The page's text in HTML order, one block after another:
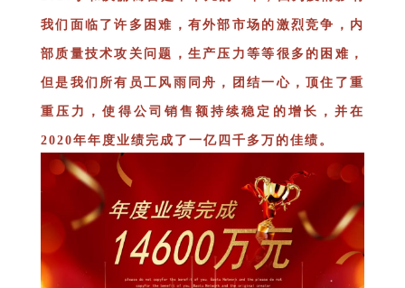
我们面临了许多困难，有外部市场的激烈竞争，内
部质量技术攻关问题，生产压力等等很多的困难，
但是我们所有员工风雨同舟，团结一心，顶住了重
重压力，使得公司销售额持续稳定的增长，并在
2020年年度业绩完成了一亿四千多万的佳绩。